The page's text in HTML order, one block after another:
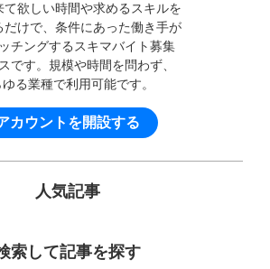
て欲しい時間や求めるスキルを
だけで、条件にあった働き手が
チングするスキマバイト募集
です。規模や時間を問わず、
る業種で利用可能です。
カウントを開設する
人気記事
索して記事を探す